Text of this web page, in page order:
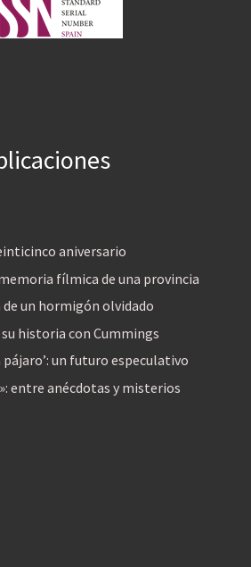
aniversario
fílmica de una provincia
un hormigón olvidado
su historia con Cummings
un futuro especulativo
entre anécdotas y misterios